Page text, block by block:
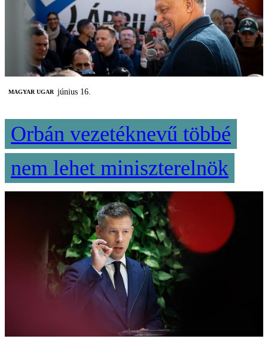
MAGYAR UGAR június 16.
Orbán vezetéknevű többé
nem lehet miniszterelnök